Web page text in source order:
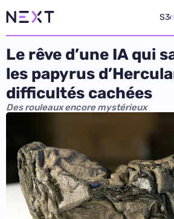
S3
Le rêve d’une IA qui
les papyrus
difficultés cachées
Des rouleaux encore mystérieux